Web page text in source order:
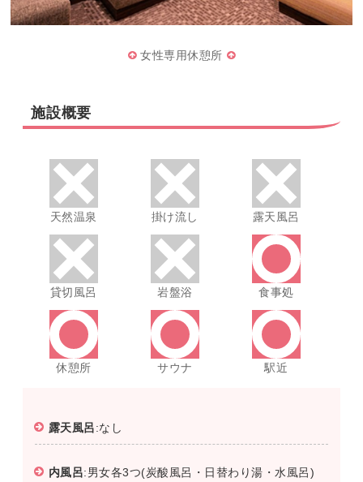
女性専用休憩所
施設概要
天然温泉 掛け流し 露天風呂
貸切風呂 岩盤浴 食事処
休憩所 サウナ 駅近
露天風呂:なし
内風呂:男女各3つ(炭酸風呂・日替わり湯・水風呂)